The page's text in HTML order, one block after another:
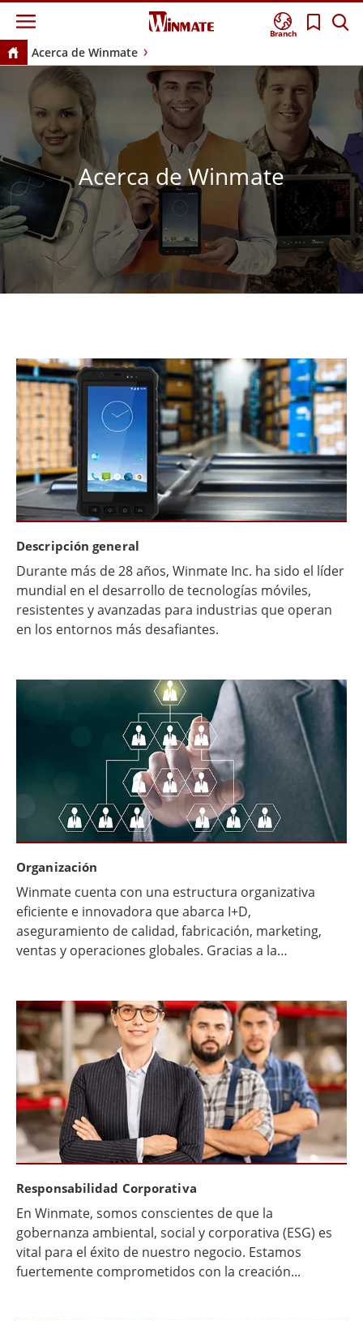
Branch
Acerca de Winmate
Acerca de Winmate
Descripción general
Durante más de 28 años, Winmate Inc. ha sido el líder
mundial en el desarrollo de tecnologías móviles,
resistentes y avanzadas para industrias que operan
en los entornos más desafiantes.
Organización
Winmate cuenta con una estructura organizativa
eficiente e innovadora que abarca I+D,
aseguramiento de calidad, fabricación, marketing,
ventas y operaciones globales. Gracias a la
tecnologías industriales a clientes en todo el mundo.
Responsabilidad Corporativa
En Winmate, somos conscientes de que la
gobernanza ambiental, social y corporativa (ESG) es
vital para el éxito de nuestro negocio. Estamos
fuertemente comprometidos con la creación...